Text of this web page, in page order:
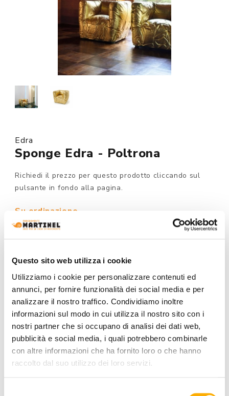
Questo sito web utilizza i cookie
Utilizziamo i cookie per personalizzare contenuti ed
annunci, per fornire funzionalità dei social media e per
analizzare il nostro traffico. Condividiamo inoltre
informazioni sul modo in cui utilizza il nostro sito con i
nostri partner che si occupano di analisi dei dati web,
pubblicità e social media, i quali potrebbero combinarle
con altre informazioni che ha fornito loro o che hanno
raccolto dal suo utilizzo dei loro servizi.
Edra
Sponge Edra - Poltrona
Richiedi il prezzo per questo prodotto cliccando sul
pulsante in fondo alla pagina.
Su ordinazione
MODELLO :
FINITURA RIVESTIMENTO:
COLORE: